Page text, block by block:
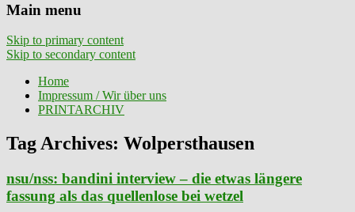
Main menu
Skip to primary content
Skip to secondary content
Home
Impressum / Wir über uns
PRINTARCHIV
Tag Archives: Wolpersthausen
nsu/nss: bandini interview – die etwas längere
fassung als das quellenlose bei wetzel